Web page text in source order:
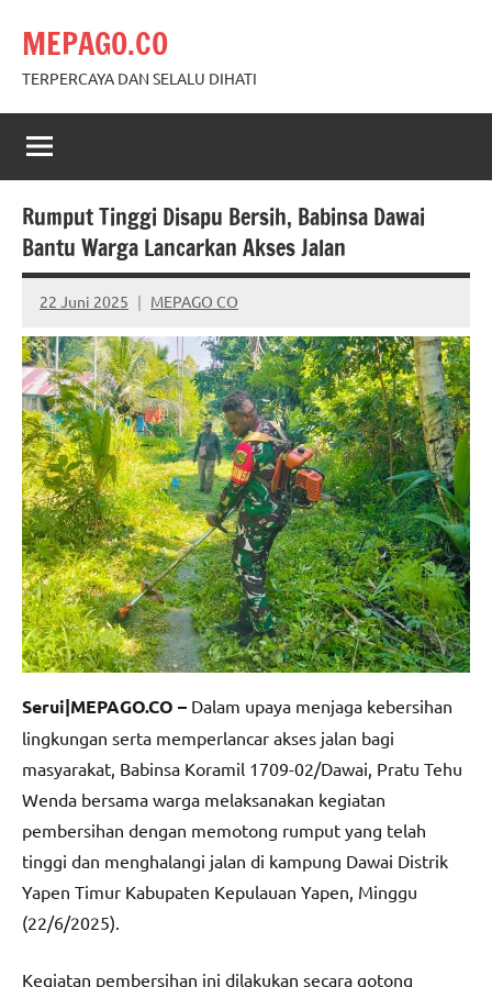
content
MEPAGO.CO
TERPERCAYA DAN SELALU DIHATI
Rumput Tinggi Disapu Bersih, Babinsa Dawai
Bantu Warga Lancarkan Akses Jalan
22 Juni 2025 MEPAGO CO
No
comments
Serui|MEPAGO.CO – Dalam upaya menjaga kebersihan
lingkungan serta memperlancar akses jalan bagi
masyarakat, Babinsa Koramil 1709-02/Dawai, Pratu Tehu
Wenda bersama warga melaksanakan kegiatan
pembersihan dengan memotong rumput yang telah
tinggi dan menghalangi jalan di kampung Dawai Distrik
Yapen Timur Kabupaten Kepulauan Yapen, Minggu
(22/6/2025).
Kegiatan pembersihan ini dilakukan secara gotong